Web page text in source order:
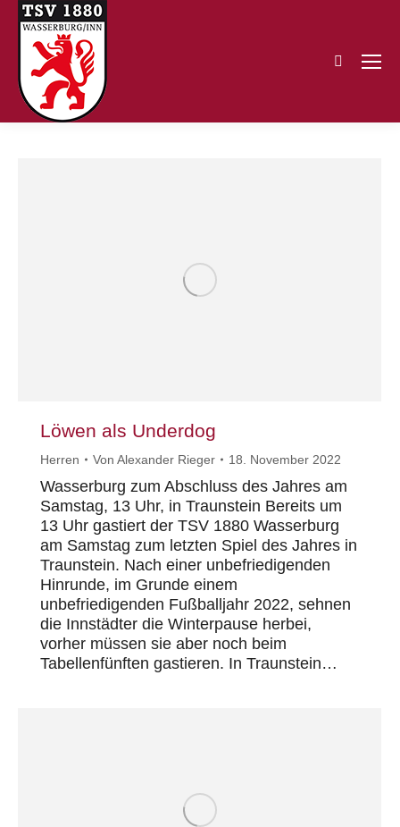
Search:
Löwen als Underdog
Herren Von Alexander Rieger 18. November 2022
Wasserburg zum Abschluss des Jahres am
Samstag, 13 Uhr, in Traunstein Bereits um
13 Uhr gastiert der TSV 1880 Wasserburg
am Samstag zum letzten Spiel des Jahres in
Traunstein. Nach einer unbefriedigenden
Hinrunde, im Grunde einem
unbefriedigenden Fußballjahr 2022, sehnen
die Innstädter die Winterpause herbei,
vorher müssen sie aber noch beim
Tabellenfünften gastieren. In Traunstein…